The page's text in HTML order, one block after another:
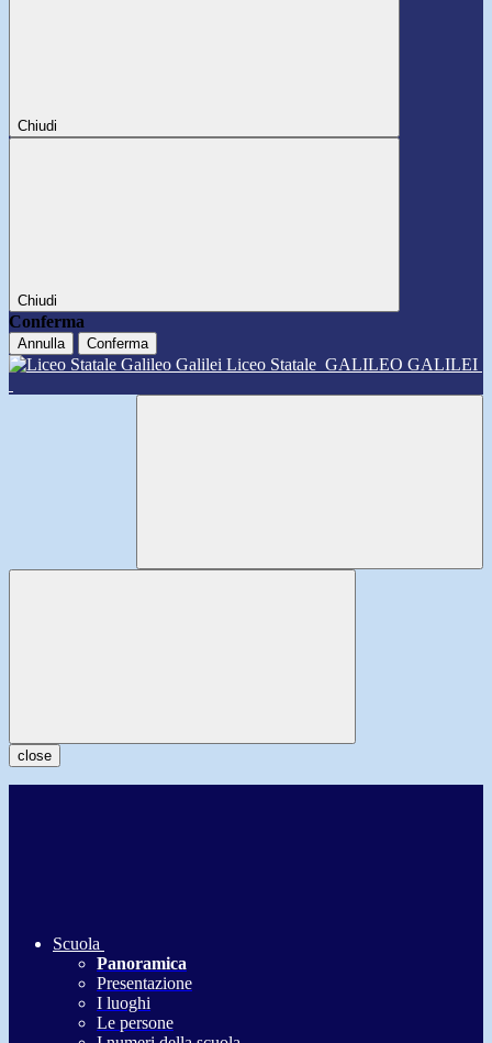
Chiudi
Chiudi
Conferma
Annulla Conferma
Liceo Statale GALILEO GALILEI
close
Scuola
Panoramica
Presentazione
I luoghi
Le persone